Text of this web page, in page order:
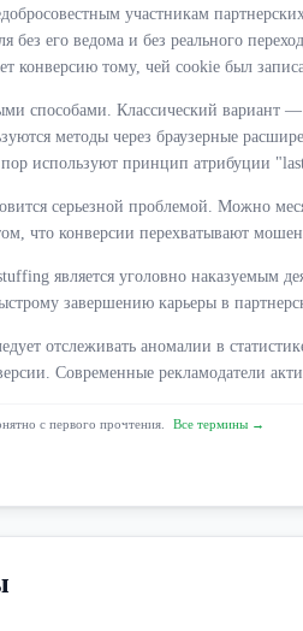
участникам
без его ведома и без реального
конверсию тому, чей cookie был
способами. Классический вариант
методы через браузерные
используют принцип атрибуции
серьезной проблемой. Можно
что конверсии перехватывают
является уголовно наказуемым
завершению карьеры в
отслеживать аномалии в
Современные рекламодатели
с первого прочтения. Все термины →